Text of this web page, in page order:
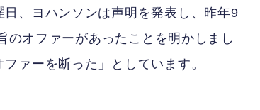
、ヨハンソンは声明を発表し、昨年9
オファーがあったことを明かしまし
ァーを断った」としています。